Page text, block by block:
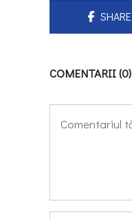
SHARE
COMENTARII (0)